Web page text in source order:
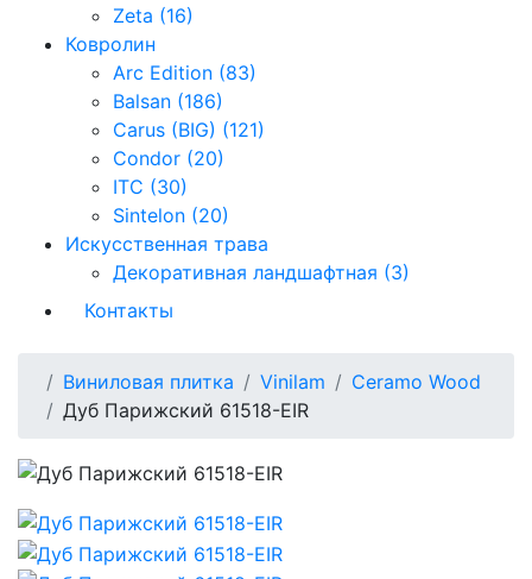
Zeta (16)
Ковролин
Arc Edition (83)
Balsan (186)
Carus (BIG) (121)
Condor (20)
ITC (30)
Sintelon (20)
Искусственная трава
Декоративная ландшафтная (3)
Контакты
Виниловая плитка Vinilam
Ceramo Wood
Дуб Парижский 61518-EIR